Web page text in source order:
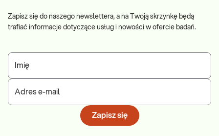
Zapisz się do naszego newslettera, a na Twoją skrzynkę będą
trafiać informacje dotyczące usług i nowości w ofercie badań.
Imię
Adres e-mail
Zapisz się